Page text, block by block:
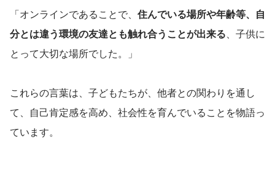
「オンラインであることで、 住んでいる場所や年齢等、自
分とは違う環境の友達とも触れ合うことが出来る 、子供に
とって大切な場所でした。」
これらの言葉は、子どもたちが、他者との関わりを通し
て、自己肯定感を高め、社会性を育んでいることを物語っ
ています。